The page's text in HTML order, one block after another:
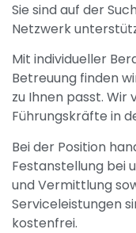
Sie sind auf der
Netzwerk
Mit individueller
Betreuung finden
zu Ihnen passt.
Führungskräfte in
Bei der Position
Festanstellung bei
und Vermittlung
Serviceleistungen
kostenfrei.